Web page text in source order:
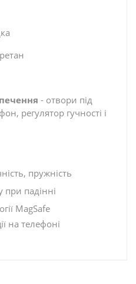
- отвори під
регулятор гучності і
пружність
при падінні
MagSafe
на телефоні